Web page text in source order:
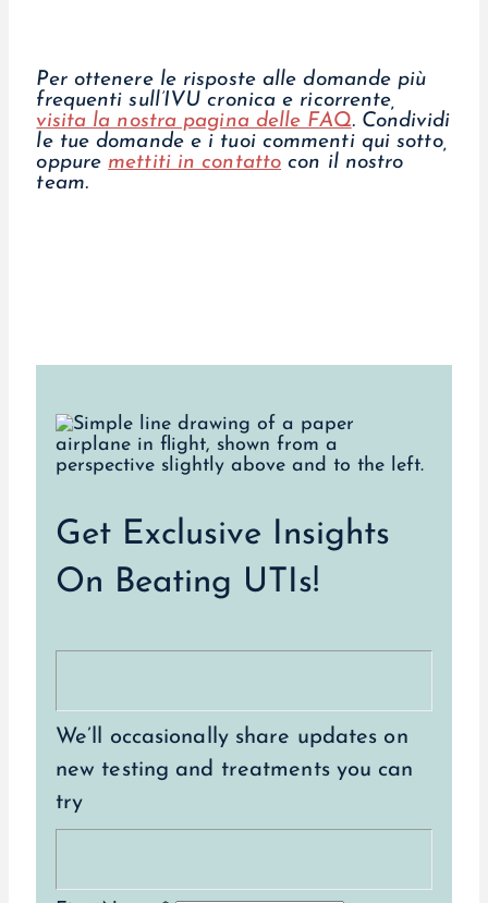
Per ottenere le risposte alle domande più
frequenti sull’IVU cronica e ricorrente,
visita la nostra pagina delle FAQ. Condividi
le tue domande e i tuoi commenti qui sotto,
oppure mettiti in contatto con il nostro
team.
Get Exclusive Insights
On Beating UTIs!
We’ll occasionally share updates on
new testing and treatments you can
try